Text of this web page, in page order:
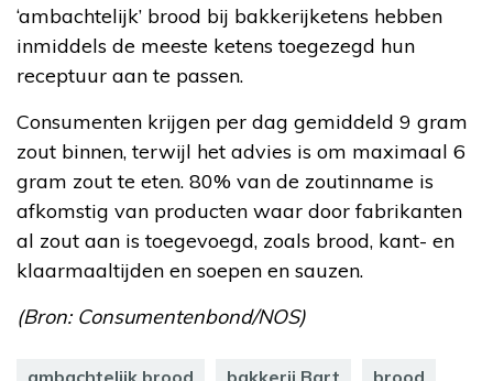
‘ambachtelijk’ brood bij bakkerijketens hebben
inmiddels de meeste ketens toegezegd hun
receptuur aan te passen.
Consumenten krijgen per dag gemiddeld 9 gram
zout binnen, terwijl het advies is om maximaal 6
gram zout te eten. 80% van de zoutinname is
afkomstig van producten waar door fabrikanten
al zout aan is toegevoegd, zoals brood, kant- en
klaarmaaltijden en soepen en sauzen.
(Bron: Consumentenbond/NOS)
ambachtelijk brood bakkerij Bart brood